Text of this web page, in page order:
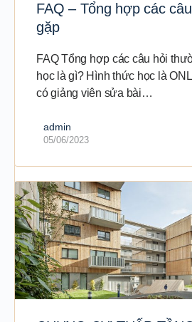
FAQ – Tổng hợp các
gặp
FAQ Tổng hợp các câu hỏi
học là gì? Hình thức học là
có giảng viên sửa bài…
admin
05/06/2023